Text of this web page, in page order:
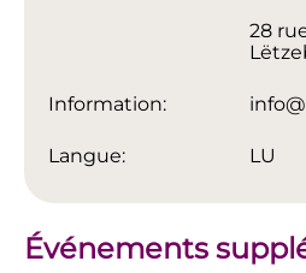
28
Information:
Langue: LU
Événements